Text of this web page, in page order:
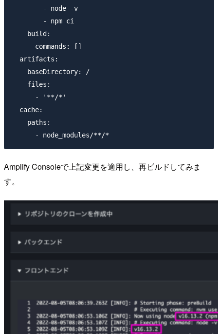
        - node -v
        - npm ci
    build:
      commands: []
  artifacts:
    baseDirectory: /
    files:
      - '**/*'
  cache:
    paths:
Amplify Consoleで上記変更を適用し、再ビルドしてみま
す。